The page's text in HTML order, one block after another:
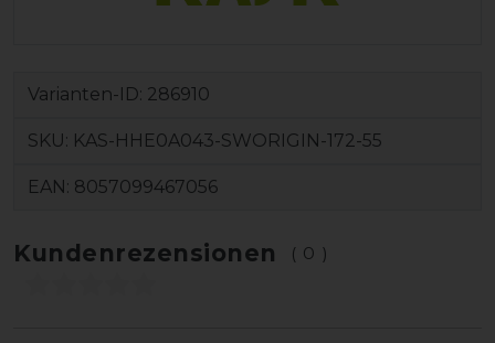
Varianten-ID: 286910
SKU: KAS-HHE0A043-SWORIGIN-172-55
EAN: 8057099467056
Kundenrezensionen (0)